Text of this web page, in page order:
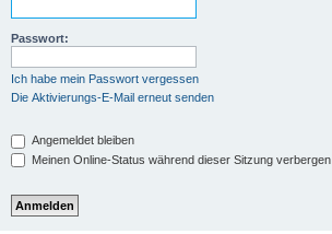
Passwort:
Ich habe mein Passwort vergessen
Die Aktivierungs-E-Mail erneut senden
Angemeldet bleiben
Meinen Online-Status während dieser Sitzung verbergen